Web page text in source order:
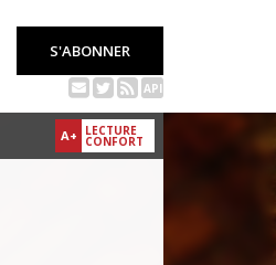
S'ABONNER
API
A+ LECTURE
CONFORT